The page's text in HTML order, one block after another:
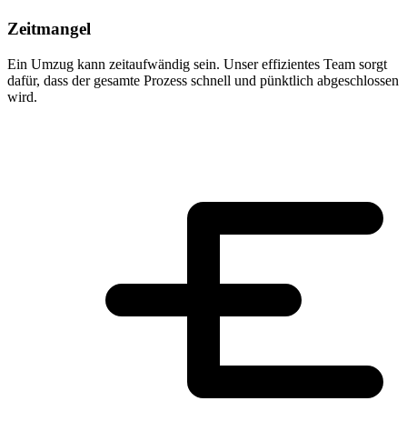
Zeitmangel
Ein Umzug kann zeitaufwändig sein. Unser effizientes Team sorgt
dafür, dass der gesamte Prozess schnell und pünktlich abgeschlossen
wird.